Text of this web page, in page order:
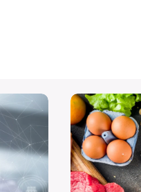
Dieta
FODMAP
para
síndrome
do